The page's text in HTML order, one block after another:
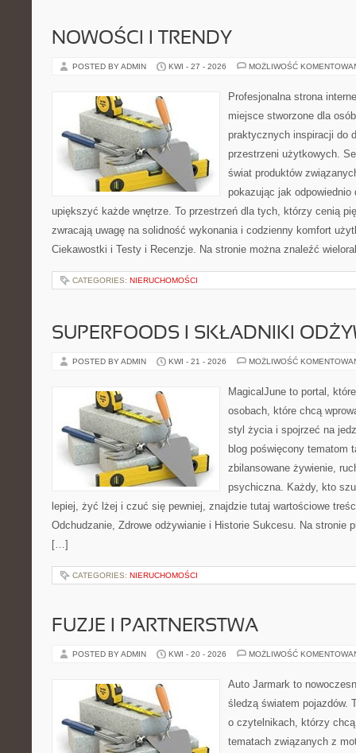
NOWOŚCI I TRENDY
POSTED BY ADMIN KWI - 27 - 2026 MOŻLIWOŚĆ
Profesjonalna strona
miejsce stworzone dla
praktycznych inspiracji do
przestrzeni użytkowych.
świat produktów
pokazując jak odpowiednio
upiększyć każde wnętrze. To przestrzeń dla tych, którzy cenią
zwracają uwagę na solidność wykonania i codzienny komfort
Ciekawostki i Testy i Recenzje. Na stronie można znaleźć
CATEGORIES: NIERUCHOMOŚCI
SUPERFOODS I SKŁADNIKI
POSTED BY ADMIN KWI - 21 - 2026 MOŻLIWOŚĆ
MagicalJune to portal,
osobach, które chcą
styl życia i spojrzeć na
blog poświęcony tematom
zbilansowane żywienie,
psychiczna. Każdy, kto
lepiej, żyć lżej i czuć się pewniej, znajdzie tutaj wartościowe
Odchudzanie, Zdrowe odżywianie i Historie Sukcesu. Na stronie
[…]
CATEGORIES: NIERUCHOMOŚCI
FUZJE I PARTNERSTWA
POSTED BY ADMIN KWI - 20 - 2026 MOŻLIWOŚĆ
Auto Jarmark to
śledzą światem pojazdów.
o czytelnikach, którzy
tematach związanych z